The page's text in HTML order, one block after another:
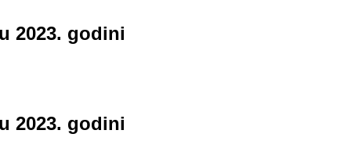
2023. godini
2023. godini